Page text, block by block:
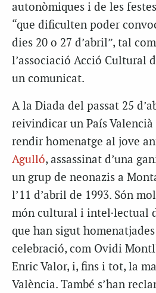
autonòmiques i de les
“que dificulten poder
dies 20 o 27 d’abril”, tal
l’associació Acció Cultural
un comunicat.
A la Diada del passat 25
reivindicar un País Valencià
rendir homenatge al jove
Agulló, assassinat d’una
un grup de neonazis a
l’11 d’abril de 1993. Són
món cultural i intel·lectual
que han sigut
celebració, com Ovidi
Enric Valor, i, fins i tot, la
València. També s’han